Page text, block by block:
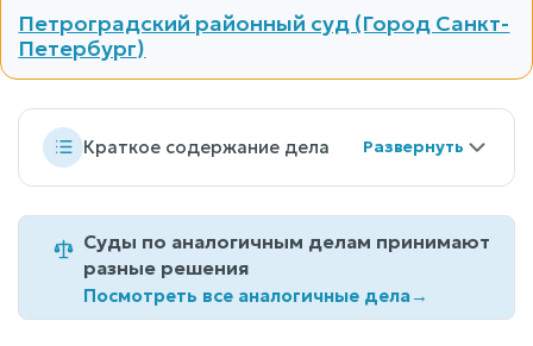
Петроградский районный суд (Город Санкт-
Петербург)
Краткое содержание дела
Суды по аналогичным делам принимают
разные решения
Посмотреть все аналогичные дела→